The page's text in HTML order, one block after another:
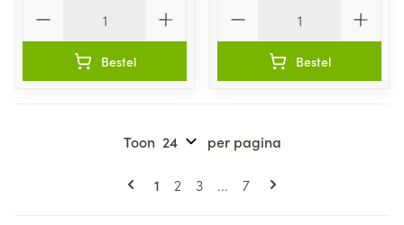
Bestel Bestel
Pagina's
U lees momenteel pagina
1 Pagina
2 Pagina
3 ... Pagina
7
Toon per pagina